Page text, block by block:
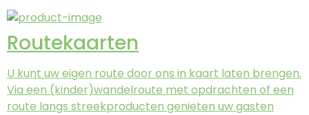
Routekaarten
U kunt uw eigen route door ons in kaart laten brengen.
Via een (kinder)wandelroute met opdrachten of een
route langs streekproducten genieten uw gasten